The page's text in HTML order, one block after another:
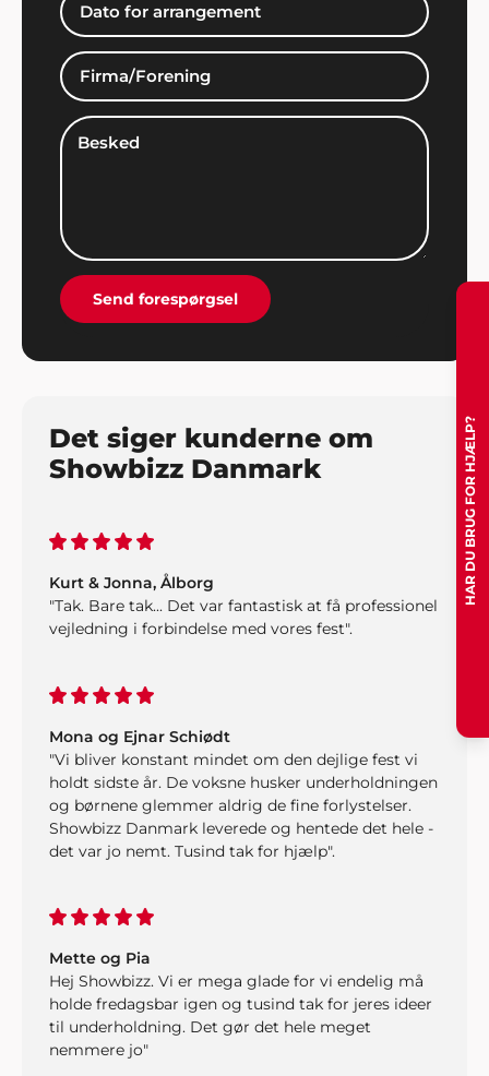
Send forespørgsel
Det siger kunderne om
Showbizz Danmark
Per S. Hemmingsen
"Jeg stod for den årlige familiefest i år og dvs. jeg
arrangerede alt fra mad til underholdning... men fik
alletiders fine hjælp fra Showbizz Danmark, som
det - vi havde en super god fest".
Peter, Åbenrå
"Hvis vi en anden gang får brug for gode ideer og
super god service, så kontakter vi helt sikkert
Showbizz Danmark. Vores årlige familie-fest var et
Kurt & Jonna, Ålborg
"Tak. Bare tak... Det var fantastisk at få professionel
vejledning i forbindelse med vores fest".
Mona og Ejnar Schiødt
"Vi bliver konstant mindet om den dejlige fest vi
holdt sidste år. De voksne husker underholdningen
og børnene glemmer aldrig de fine forlystelser.
Showbizz Danmark leverede og hentede det hele -
det var jo nemt. Tusind tak for hjælp".
Mette og Pia
Hej Showbizz. Vi er mega glade for vi endelig må
holde fredagsbar igen og tusind tak for jeres ideer
til underholdning. Det gør det hele meget
nemmere jo"
HAR DU BRUG FOR HJÆLP?